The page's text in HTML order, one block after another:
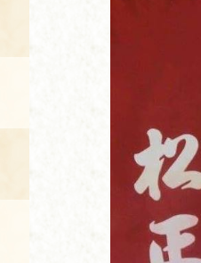
使用料
団
食の語
展示見学